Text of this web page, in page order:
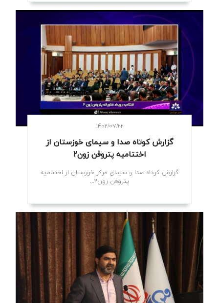
۱۴۰۲/۰۷/۲۲
گزارش کوتاه صدا و سیمای خوزستان از
اختتامیه پتروفن زون۲
گزارش کوتاه صدا و سیمای مرکز خوزستان از اختتامیه
پتروفن زون۲...